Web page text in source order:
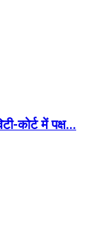
कोर्ट में पक्ष...